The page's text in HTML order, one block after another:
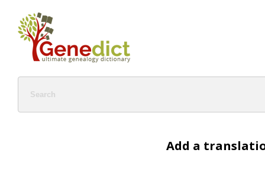
Add a